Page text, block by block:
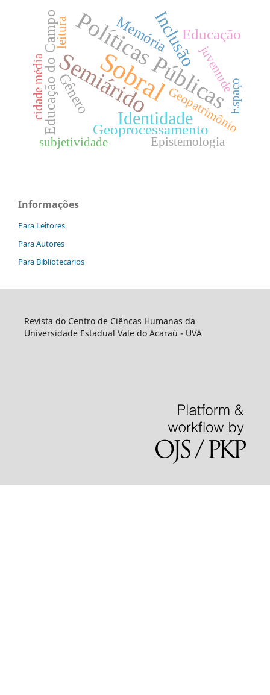
Sobral
Políticas Públicas
Semiárido
Inclusão
Identidade
Geoprocessamento
Educação do Campo Educação
Gênero
Memória
Geopatrimônio
Epistemologia
juventude
leitura
subjetividade
Espaço
cidade média
Informações
Para Leitores
Para Autores
Para Bibliotecários
Revista do Centro de Ciêncas Humanas da
Universidade Estadual Vale do Acaraú - UVA